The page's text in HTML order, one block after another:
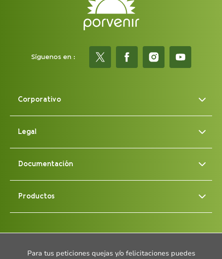
Síguenos en :
Corporativo
Legal
Documentación
Productos
Para tus peticiones quejas y/o felicitaciones puedes